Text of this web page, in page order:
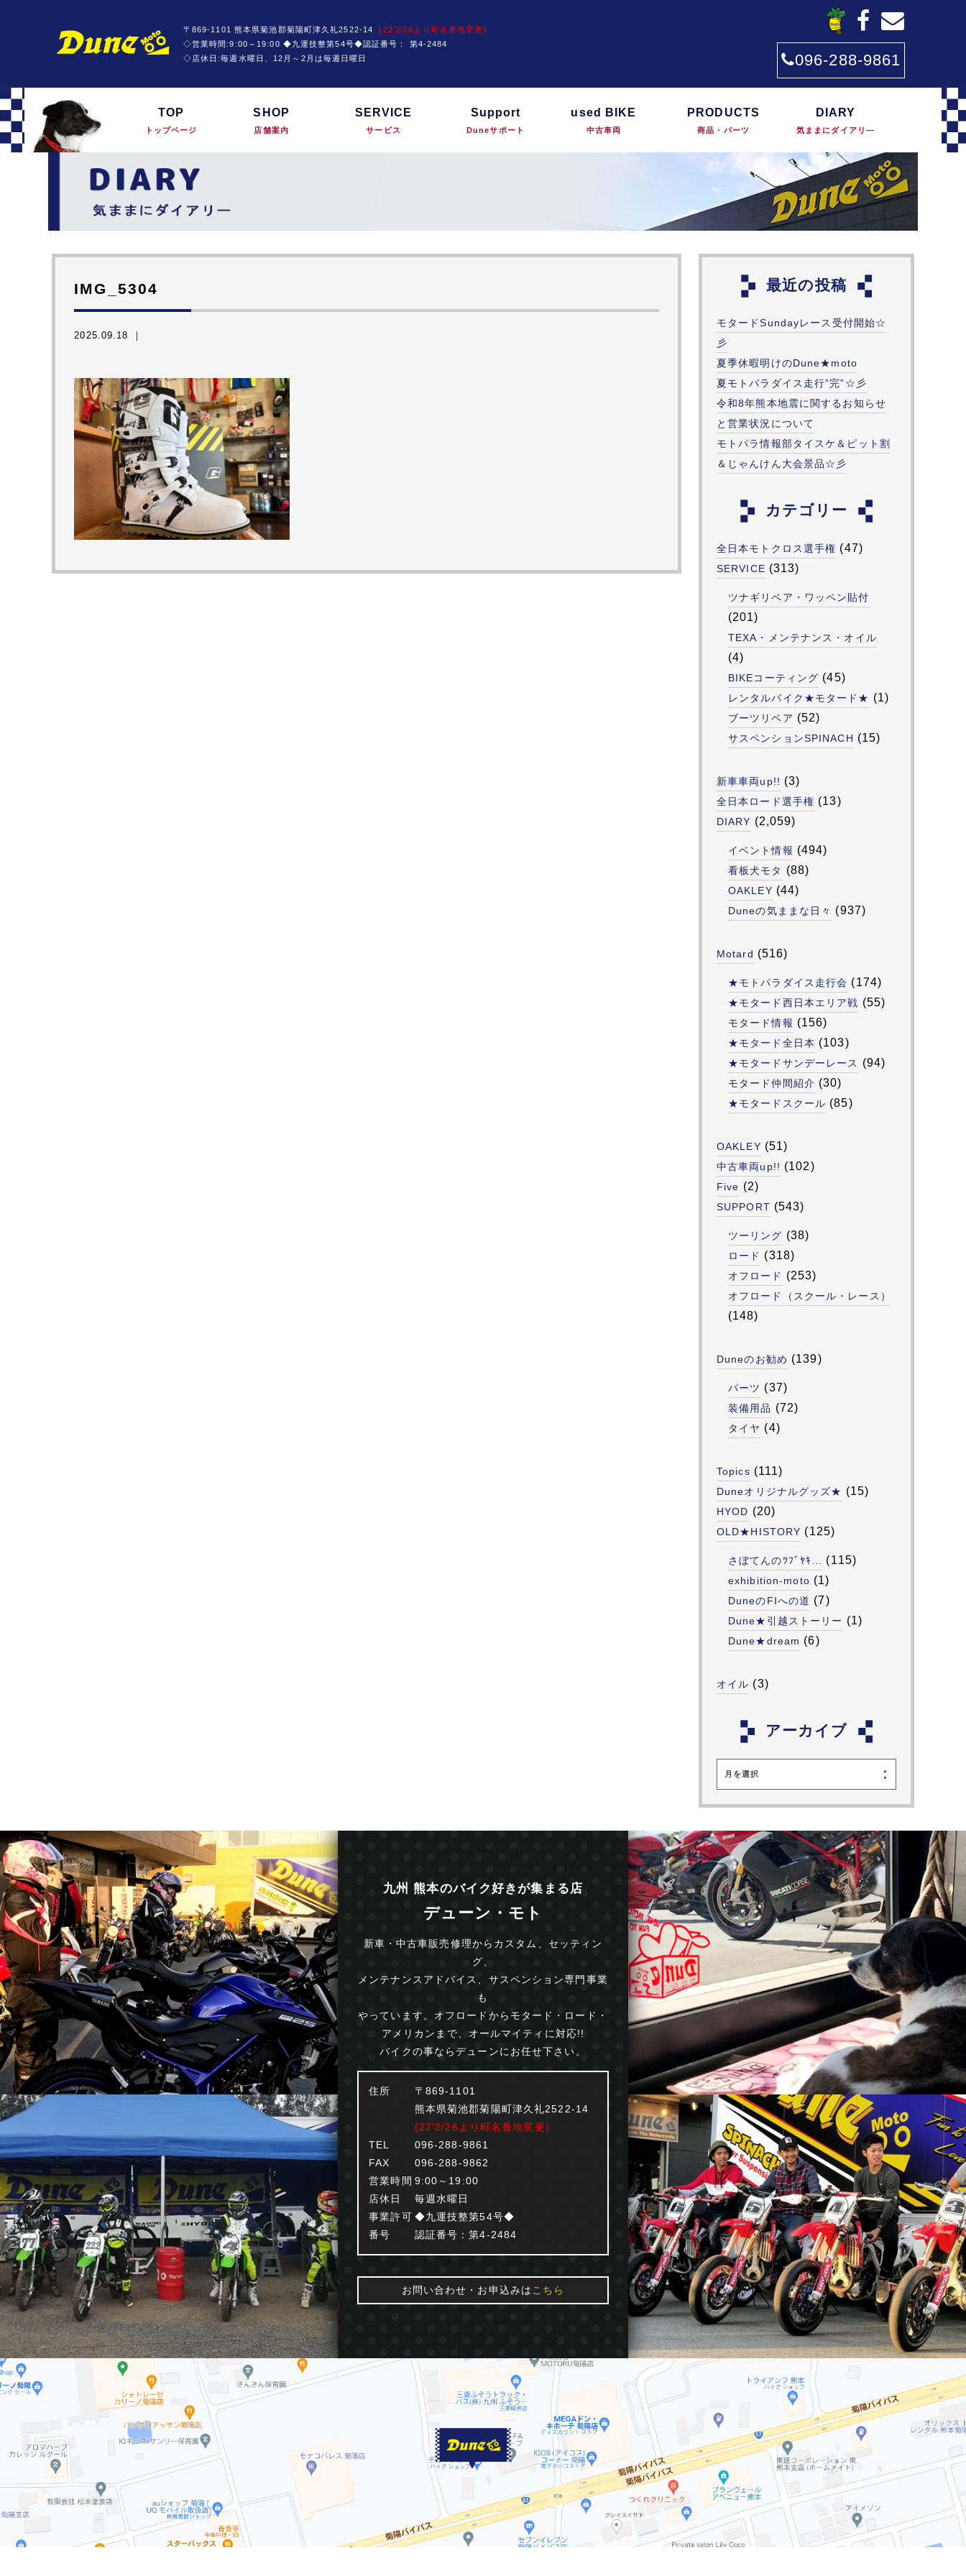
〒869-1101 熊本県菊池郡菊陽町津久礼2522-14(22'2/26より町名番地変更)
◇営業時間:9:00～19:00 ◆九運技整第54号◆認証番号： 第4-2484
◇店休日:毎週水曜日、12月～2月は毎週日曜日
096-288-9861
TOP
トップページ
SHOP
店舗案内
SERVICE
サービス
Support
Duneサポート
used BIKE
中古車両
PRODUCTS
商品・パーツ
DIARY
気ままにダイアリ―
IMG_5304
2025.09.18 ｜
最近の投稿
モタードSundayレース受付開始☆
彡
夏季休暇明けのDune★moto
夏モトパラダイス走行”完”☆彡
令和8年熊本地震に関するお知らせ
と営業状況について
モトパラ情報部タイスケ＆ピット割
＆じゃんけん大会景品☆彡
カテゴリー
全日本モトクロス選手権 (47)
SERVICE (313)
ツナギリペア・ワッペン貼付
(201)
TEXA・メンテナンス・オイル
(4)
BIKEコーティング (45)
レンタルバイク★モタード★ (1)
ブーツリペア (52)
サスペンションSPINACH (15)
新車車両up!! (3)
全日本ロード選手権 (13)
DIARY (2,059)
イベント情報 (494)
看板犬モタ (88)
OAKLEY (44)
Duneの気ままな日々 (937)
Motard (516)
★モトパラダイス走行会 (174)
★モタード西日本エリア戦 (55)
モタード情報 (156)
★モタード全日本 (103)
★モタードサンデーレース (94)
モタード仲間紹介 (30)
★モタードスクール (85)
OAKLEY (51)
中古車両up!! (102)
Five (2)
SUPPORT (543)
ツーリング (38)
ロード (318)
オフロード (253)
オフロード（スクール・レース）
(148)
Duneのお勧め (139)
パーツ (37)
装備用品 (72)
タイヤ (4)
Topics (111)
Duneオリジナルグッズ★ (15)
HYOD (20)
OLD★HISTORY (125)
さぼてんのﾂﾌﾞﾔｷ… (115)
exhibition-moto (1)
DuneのFIへの道 (7)
Dune★引越ストーリー (1)
Dune★dream (6)
オイル (3)
アーカイブ
月を選択
九州 熊本のバイク好きが集まる店
デューン・モト
新車・中古車販売修理からカスタム、セッティン
グ、
メンテナンスアドバイス、サスペンション専門事業
も
やっています。オフロードからモタード・ロード・
アメリカンまで、オールマイティに対応!!
バイクの事ならデューンにお任せ下さい。
住所
〒869-1101
熊本県菊池郡菊陽町津久礼2522-14
(22'2/26より町名番地変更)
TEL
096-288-9861
FAX
096-288-9862
営業時間 9:00～19:00
店休日
毎週水曜日
事業許可
番号
◆九運技整第54号◆
認証番号：第4-2484
お問い合わせ・お申込みは こちら